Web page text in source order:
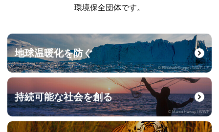
環境保全団体です。
地球温暖化を防ぐ
© Elisabeth Kruger / WWF-US
持続可能な社会を創る
© Martin Harvey / WWF